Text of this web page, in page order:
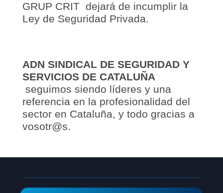
GRUP CRIT dejará de incumplir la
Ley de Seguridad Privada.
ADN SINDICAL DE SEGURIDAD Y
SERVICIOS DE CATALUÑA
seguimos siendo líderes y una
referencia en la profesionalidad del
sector en Cataluña, y todo gracias a
vosotr@s.